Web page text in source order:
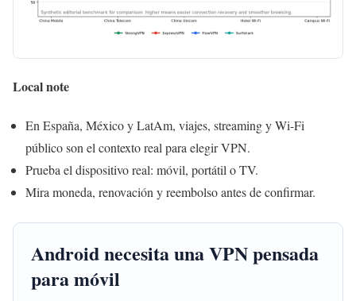
Local note
En España, México y LatAm, viajes, streaming y Wi-Fi
público son el contexto real para elegir VPN.
Prueba el dispositivo real: móvil, portátil o TV.
Mira moneda, renovación y reembolso antes de confirmar.
Android necesita una VPN pensada
para móvil